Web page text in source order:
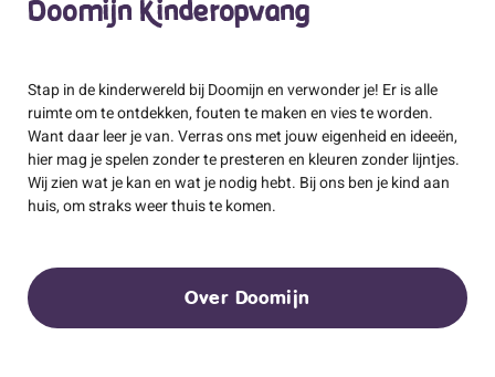
Doomijn Kinderopvang
Stap in de kinderwereld bij Doomijn en verwonder je! Er is alle
ruimte om te ontdekken, fouten te maken en vies te worden.
Want daar leer je van. Verras ons met jouw eigenheid en ideeën,
hier mag je spelen zonder te presteren en kleuren zonder lijntjes.
Wij zien wat je kan en wat je nodig hebt. Bij ons ben je kind aan
huis, om straks weer thuis te komen.
Over Doomijn